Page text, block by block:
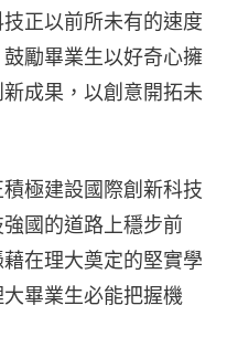
正以前所未有的速度
勵畢業生以好奇心擁
成果，以創意開拓未
極建設國際創新科技
國的道路上穩步前
在理大奠定的堅實學
畢業生必能把握機